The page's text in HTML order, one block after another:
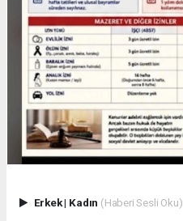
Erkek| Kadın (Haberi Sesli Oku)